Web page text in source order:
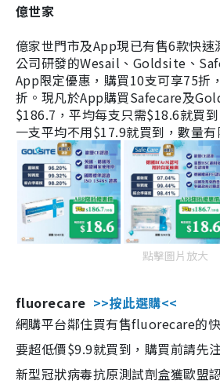
億世家
億家世門市及App現已有售6款快速
公司研發的Wesail、Goldsite、
App限定優惠，購買10支可享75折
折。現凡於App購買Safecare及
$186.7，平均每支只需$18.6就買
一支平均不用$17.9就買到，數量有
點擊圖片放大
fluorecare >>按此選購<<
網購平台鄰住買有售fluorecare的
要超低價$9.9就買到，購買前請先
新型冠狀病毒抗原測試劑盒獲歐盟